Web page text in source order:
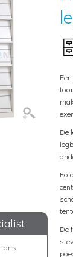
ons
De
De